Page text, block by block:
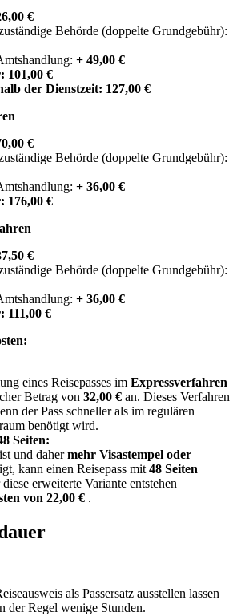
€
Behörde (doppelte Grundgebühr):
+ 49,00 €
101,00 €
der Dienstzeit: 127,00 €
€
Behörde (doppelte Grundgebühr):
+ 36,00 €
176,00 €
€
Behörde (doppelte Grundgebühr):
+ 36,00 €
111,00 €
eines Reisepasses im Expressverfahren
Betrag von 32,00 € an. Dieses Verfahren
der Pass schneller als im regulären
benötigt wird.
Seiten:
und dahermehr Visastempel oder
kann einen Reisepass mit 48 Seiten
erweiterte Variante entstehen
von 22,00 € .
als Passersatz ausstellen lassen
der Regel wenige Stunden.